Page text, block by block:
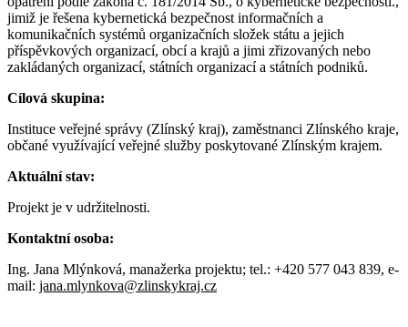
jimiž je řešena kybernetická bezpečnost informačních a
komunikačních systémů organizačních složek státu a jejich
příspěvkových organizací, obcí a krajů a jimi zřizovaných nebo
zakládaných organizací, státních organizací a státních podniků.
Cílová skupina:
Instituce veřejné správy (Zlínský kraj), zaměstnanci Zlínského kraje,
občané využívající veřejné služby poskytované Zlínským krajem.
Aktuální stav:
Projekt je v udržitelnosti.
Kontaktní osoba:
Ing. Jana Mlýnková, manažerka projektu; tel.: +420 577 043 839, e-
mail: jana.mlynkova@zlinskykraj.cz